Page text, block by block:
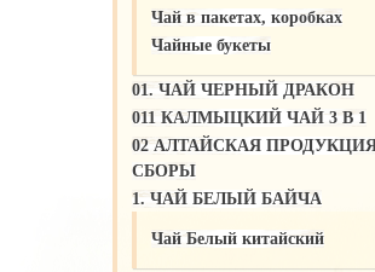
Чай в пакетах, коробках
Чайные букеты
01. ЧАЙ ЧЕРНЫЙ ДРАКОН
011 КАЛМЫЦКИЙ ЧАЙ 3 В 1
02 АЛТАЙСКАЯ
СБОРЫ
1. ЧАЙ БЕЛЫЙ БАЙЧА
Чай Белый китайский